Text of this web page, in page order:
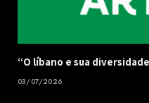
“O líbano e sua
03/07/2026